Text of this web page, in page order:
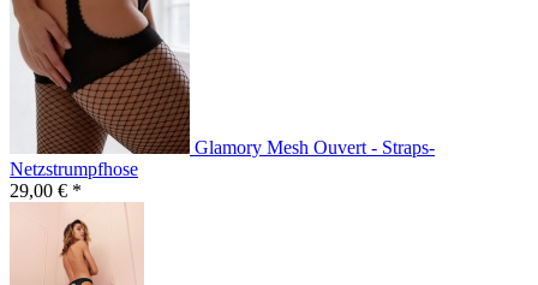
Glamory Mesh Ouvert - Straps-
Netzstrumpfhose
29,00 € *